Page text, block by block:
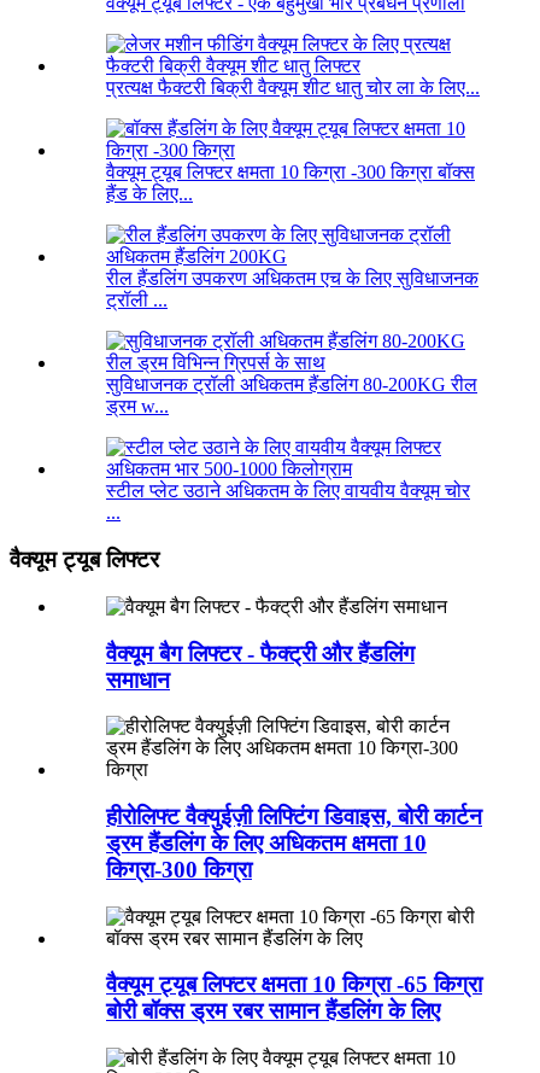
प्रत्यक्ष फैक्टरी बिक्री वैक्यूम शीट धातु चोर ला के लिए...
वैक्यूम ट्यूब लिफ्टर क्षमता 10 किग्रा -300 किग्रा बॉक्स
हैंड के लिए...
रील हैंडलिंग उपकरण अधिकतम एच के लिए सुविधाजनक
ट्रॉली ...
सुविधाजनक ट्रॉली अधिकतम हैंडलिंग 80-200KG रील
ड्रम w...
स्टील प्लेट उठाने अधिकतम के लिए वायवीय वैक्यूम चोर
...
वैक्यूम ट्यूब लिफ्टर
वैक्यूम बैग लिफ्टर - फैक्ट्री और हैंडलिंग
समाधान
हीरोलिफ्ट वैक्युईज़ी लिफ्टिंग डिवाइस, बोरी कार्टन
ड्रम हैंडलिंग के लिए अधिकतम क्षमता 10
किग्रा-300 किग्रा
वैक्यूम ट्यूब लिफ्टर क्षमता 10 किग्रा -65 किग्रा
बोरी बॉक्स ड्रम रबर सामान हैंडलिंग के लिए